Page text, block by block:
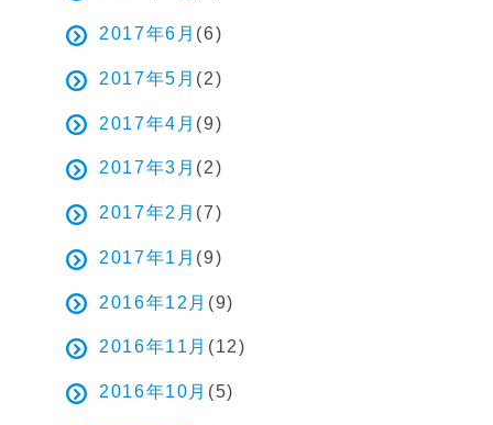
2017年6月 (6)
2017年5月 (2)
2017年4月 (9)
2017年3月 (2)
2017年2月 (7)
2017年1月 (9)
2016年12月 (9)
2016年11月 (12)
2016年10月 (5)